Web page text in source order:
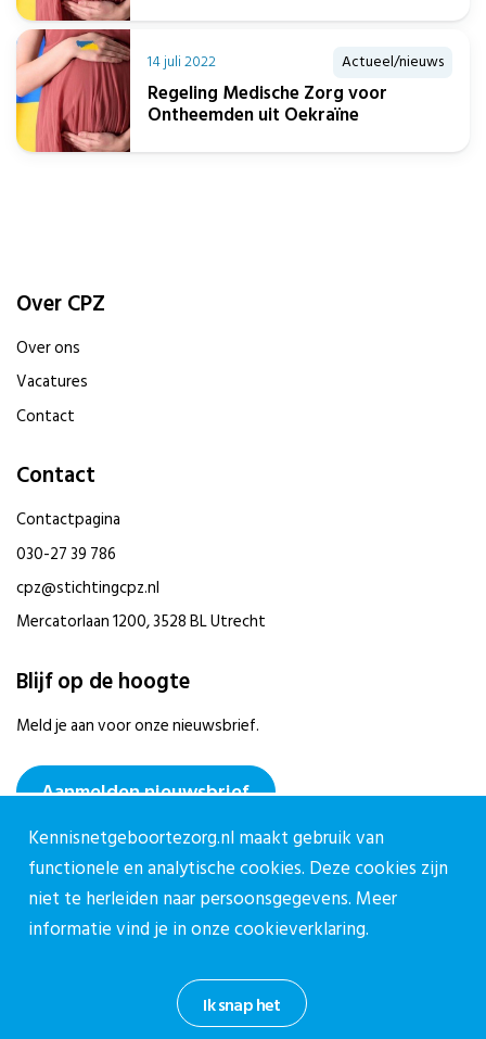
14 juli 2022 Actueel/nieuws
Regeling Medische Zorg voor
Ontheemden uit Oekraïne
Over CPZ
Over ons
Vacatures
Contact
Contact
Contactpagina
030-27 39 786
cpz@stichtingcpz.nl
Mercatorlaan 1200, 3528 BL Utrecht
Blijf op de hoogte
Meld je aan voor onze nieuwsbrief.
Aanmelden nieuwsbrief
Cookieverklaring
InformatiebeveiligingsbeleidDisclaimer
Ik snap het
Kennisnetgeboortezorg.nl maakt gebruik van
functionele en analytische cookies. Deze cookies zijn
niet te herleiden naar persoonsgegevens. Meer
informatie vind je in onzecookieverklaring.